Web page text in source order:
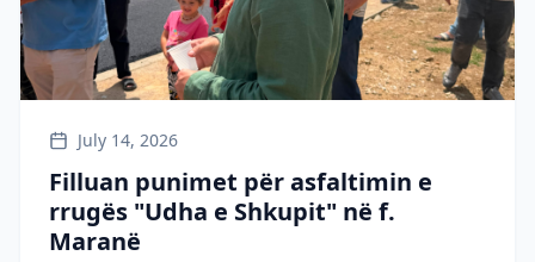
July 14, 2026
Filluan punimet për asfaltimin e
rrugës "Udha e Shkupit" në f.
Maranë